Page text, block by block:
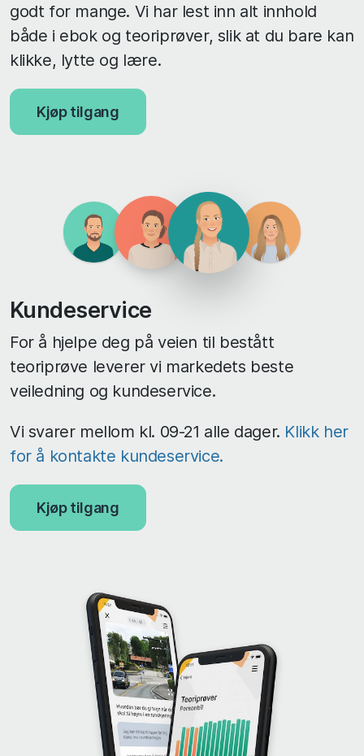
godt for mange. Vi har lest inn alt innhold
både i ebok og teoriprøver, slik at du bare kan
klikke, lytte og lære.
Kjøp tilgang
Kundeservice
For å hjelpe deg på veien til bestått
teoriprøve leverer vi markedets beste
veiledning og kundeservice.
Vi svarer mellom kl. 09-21 alle dager. Klikk her
for å kontakte kundeservice.
Kjøp tilgang